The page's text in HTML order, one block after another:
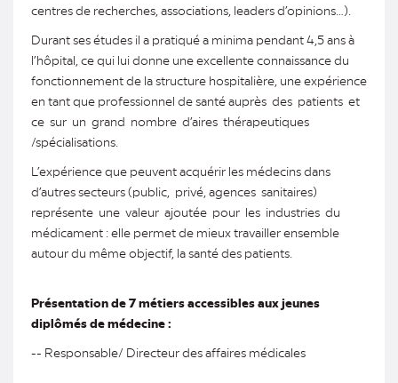
centres de recherches, associations, leaders d’opinions…).
Durant ses études il a pratiqué a minima pendant 4,5 ans à
l’hôpital, ce qui lui donne une excellente connaissance du
fonctionnement de la structure hospitalière, une expérience
en tant que professionnel de santé auprès des patients et
ce sur un grand nombre d’aires thérapeutiques
/spécialisations.
L’expérience que peuvent acquérir les médecins dans
d’autres secteurs (public, privé, agences sanitaires)
représente une valeur ajoutée pour les industries du
médicament : elle permet de mieux travailler ensemble
autour du même objectif, la santé des patients.
Présentation de 7 métiers accessibles aux jeunes
diplômés de médecine :
-- Responsable/ Directeur des affaires médicales